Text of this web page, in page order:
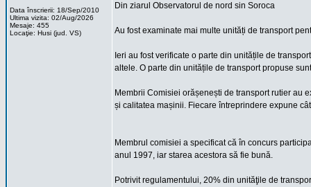
Data înscrierii: 18/Sep/2010
Ultima vizita: 02/Aug/2026
Mesaje: 455
Locaţie: Husi (jud. VS)
Din ziarul Observatorul de nord sin Soroca
Au fost examinate mai multe unități de transport
Ieri au fost verificate o parte din unitățile de
altele. O parte din unitățile de transport propuse
Membrii Comisiei orășenești de transport rutier au
și calitatea mașinii. Fiecare întreprindere expune
Membrul comisiei a specificat că în concurs
anul 1997, iar starea acestora să fie bună.
Potrivit regulamentului, 20% din unităţile de